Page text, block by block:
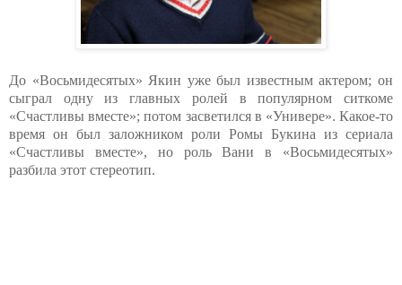
До «Восьмидесятых» Якин уже был известным актером; он
сыграл одну из главных ролей в популярном ситкоме
«Счастливы вместе»; потом засветился в «Универе». Какое-то
время он был заложником роли Ромы Букина из сериала
«Счастливы вместе», но роль Вани в «Восьмидесятых»
разбила этот стереотип.